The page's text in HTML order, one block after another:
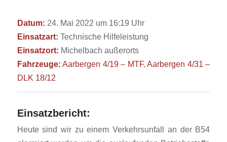
Datum: 24. Mai 2022 um 16:19 Uhr
Einsatzart: Technische Hilfeleistung
Einsatzort: Michelbach außerorts
Fahrzeuge: Aarbergen 4/19 – MTF,Aarbergen 4/31 –
DLK 18/12
Einsatzbericht:
Heute sind wir zu einem Verkehrsunfall an der B54